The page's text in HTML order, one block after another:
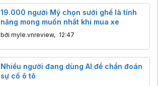
19.000 người Mỹ chọn sưởi ghế là tính
năng mong muốn nhất khi mua xe
bởi myle.vnreview, 12:47
Nhiều người đang dùng AI để chẩn đoán
sự cố ô tô